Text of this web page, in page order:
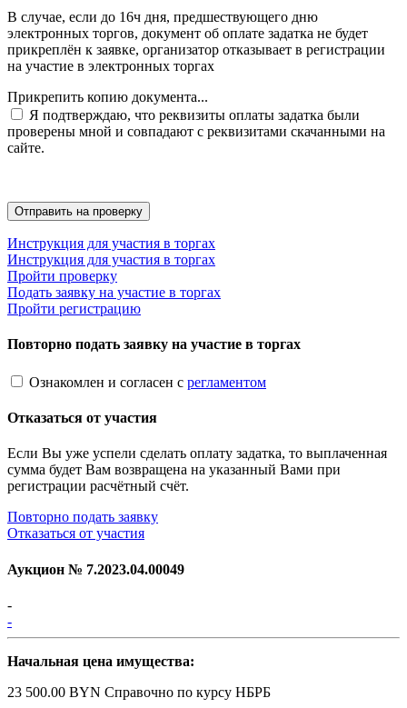
В случае, если до 16ч дня, предшествующего дню
электронных торгов, документ об оплате задатка не будет
прикреплён к заявке, организатор отказывает в регистрации
на участие в электронных торгах
Прикрепить копию документа...
Я подтверждаю, что реквизиты оплаты задатка были
проверены мной и совпадают с реквизитами скачанными на
сайте.
Инструкция для участия в торгах
Инструкция для участия в торгах
Пройти проверку
Подать заявку на участие в торгах
Пройти регистрацию
Повторно подать заявку на участие в торгах
Ознакомлен и согласен с регламентом
Отказаться от участия
Если Вы уже успели сделать оплату задатка, то выплаченная
сумма будет Вам возвращена на указанный Вами при
регистрации расчётный счёт.
Повторно подать заявку
Отказаться от участия
Аукцион № 7.2023.04.00049
-
-
Начальная цена имущества:
23 500.00 BYN Справочно по курсу НБРБ